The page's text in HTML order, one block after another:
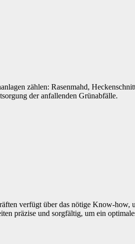
zählen: Rasenmahd,
der anfallenden Grünabfälle.
verfügt über das nötige Know-
präzise und sorgfältig, um ein